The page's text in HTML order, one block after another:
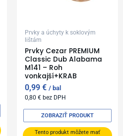
Prvky a úchyty k soklovým
lištám
Prvky Cezar PREMIUM
Classic Dub Alabama
M141 – Roh
vonkajší+KRAB
0,99€ bal
0,80€ bez DPH
Tento produkt môžete mať
ZOBRAZIŤ PRODUKT